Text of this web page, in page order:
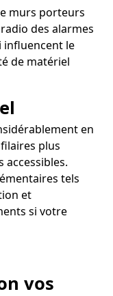
murs porteurs
des alarmes
influencent le
de matériel
en
plus
accessibles.
tels
et
si votre
vos